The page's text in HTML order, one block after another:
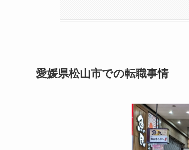
愛媛県松山市での転職事情